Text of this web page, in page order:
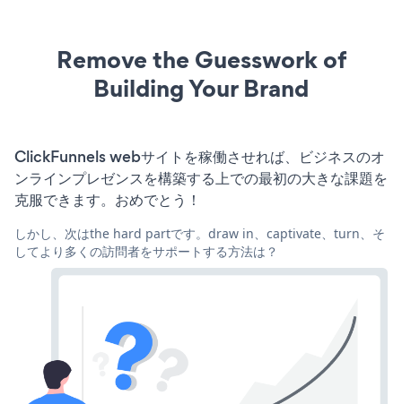
Remove the Guesswork of
Building Your Brand
ClickFunnels webサイトを稼働させれば、ビジネスのオ
ンラインプレゼンスを構築する上での最初の大きな課題を
克服できます。おめでとう！
しかし、次はthe hard partです。draw in、captivate、turn、そ
してより多くの訪問者をサポートする方法は？